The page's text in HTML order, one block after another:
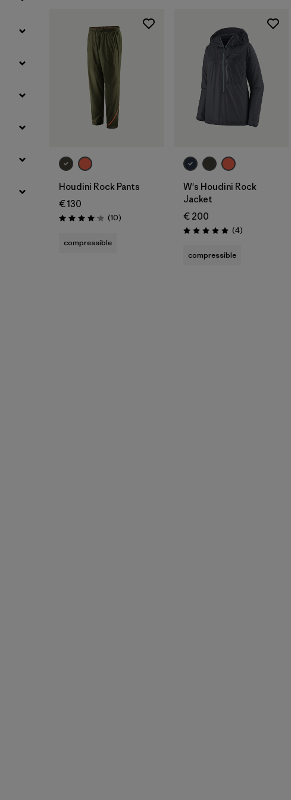
Houdini Rock Pants
€ 130
Évaluation: 4.1 / 5
(10Avis
)
compressible
W's Houdini Rock
Jacket
€ 200
Évaluation: 5.0 / 5
(4Avis
)
compressible